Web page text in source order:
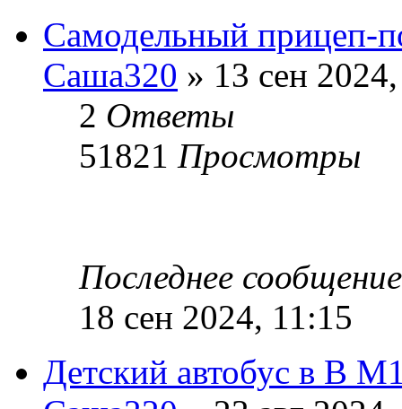
Самодельный прицеп-
Саша320 » 13 сен
2 Ответы
51821 Просмотры
Последнее
18 сен 2024, 11:15
Детский автобус в В